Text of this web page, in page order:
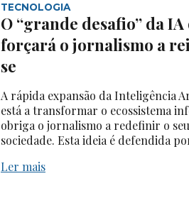
TECNOLOGIA
O “grande desafio” da IA
forçará o jornalismo a
se
A rápida expansão da Inteligência
está a transformar o ecossistema
obriga o jornalismo a redefinir o
sociedade. Esta ideia é defendida
Ler mais